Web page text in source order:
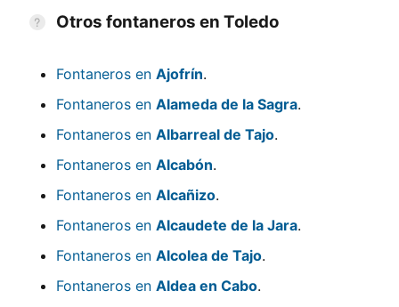
Otros fontaneros en Toledo
Fontaneros en Ajofrín.
Fontaneros en Alameda de la Sagra.
Fontaneros en Albarreal de Tajo.
Fontaneros en Alcabón.
Fontaneros en Alcañizo.
Fontaneros en Alcaudete de la Jara.
Fontaneros en Alcolea de Tajo.
Fontaneros en Aldea en Cabo.